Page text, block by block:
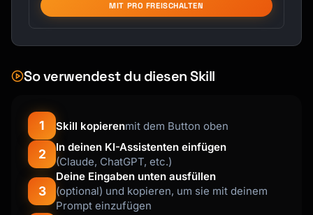
"17:00"}],
"17:00"}],
      "friday": [{"start": "09:00", "end":
      "saturday": [],
      "sunday": []
    },
    "dateOverrides": [
      {"date": "2025-12-25", "available":
false, "reason": "Holiday"},
      {"date": "2025-12-31", "hours":
MIT PRO FREISCHALTEN
So verwendest du diesen Skill
1 Skill kopierenmit dem Button oben
2
In deinen KI-Assistenten einfügen
(Claude, ChatGPT, etc.)
3
Deine Eingaben unten ausfüllen
(optional) und kopieren, um sie mit deinem
Prompt einzufügen